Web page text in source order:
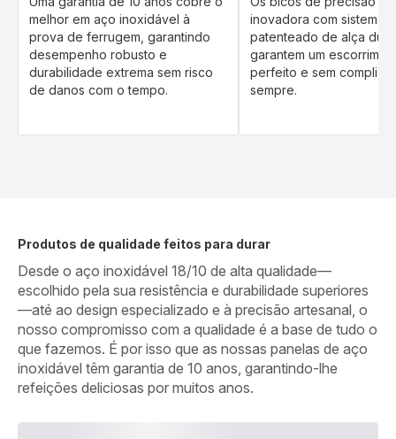
melhor em aço inoxidável à
prova de ferrugem, garantindo
desempenho robusto e
durabilidade extrema sem risco
de danos com o tempo.
inovadora com sistema
patenteado de alça
garantem um
perfeito e sem
sempre.
Produtos de qualidade feitos para durar
Desde o aço inoxidável 18/10 de alta qualidade—
escolhido pela sua resistência e durabilidade superiores
—até ao design especializado e à precisão artesanal, o
nosso compromisso com a qualidade é a base de tudo o
que fazemos. É por isso que as nossas panelas de aço
inoxidável têm garantia de 10 anos, garantindo-lhe
refeições deliciosas por muitos anos.